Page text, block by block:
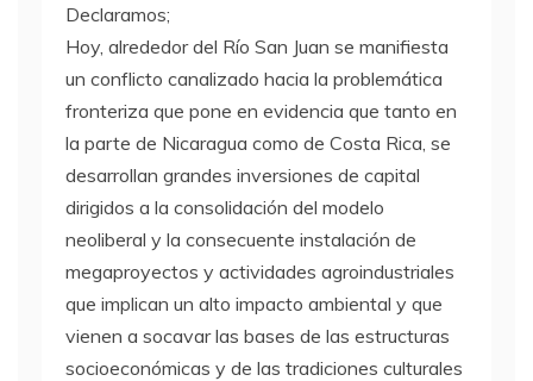
Declaramos;
Hoy, alrededor del Río San Juan se manifiesta
un conflicto canalizado hacia la problemática
fronteriza que pone en evidencia que tanto en
la parte de Nicaragua como de Costa Rica, se
desarrollan grandes inversiones de capital
dirigidos a la consolidación del modelo
neoliberal y la consecuente instalación de
megaproyectos y actividades agroindustriales
que implican un alto impacto ambiental y que
vienen a socavar las bases de las estructuras
socioeconómicas y de las tradiciones culturales